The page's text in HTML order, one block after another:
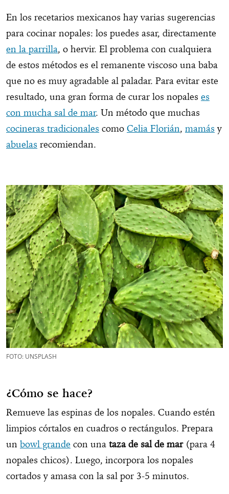
En los recetarios mexicanos hay varias sugerencias
para cocinar nopales: los puedes asar, directamente
en la parrilla, o hervir. El problema con cualquiera
de estos métodos es el remanente viscoso una baba
que no es muy agradable al paladar. Para evitar este
resultado, una gran forma de curar los nopales es
con mucha sal de mar. Un método que muchas
cocineras tradicionales como Celia Florián, mamás y
abuelas recomiendan.
FOTO: UNSPLASH
¿Cómo se hace?
Remueve las espinas de los nopales. Cuando estén
limpios córtalos en cuadros o rectángulos. Prepara
un bowl grande con una taza de sal de mar(para 4
nopales chicos). Luego, incorpora los nopales
cortados y amasa con la sal por 3-5 minutos.